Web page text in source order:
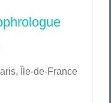
Île-de-France